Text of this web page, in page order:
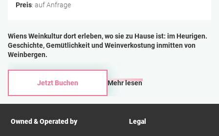
Preis: auf Anfrage
Wiens Weinkultur dort erleben, wo sie zu Hause ist: im Heurigen.
Geschichte, Gemütlichkeit und Weinverkostung inmitten von
Weinbergen.
Jetzt Buchen Mehr lesen
Owned & Operated by Legal